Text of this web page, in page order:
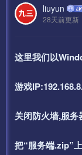
liuyun
28天前更新
这里我们以
游戏
关闭防火墙,服务
把“服务端.zip”